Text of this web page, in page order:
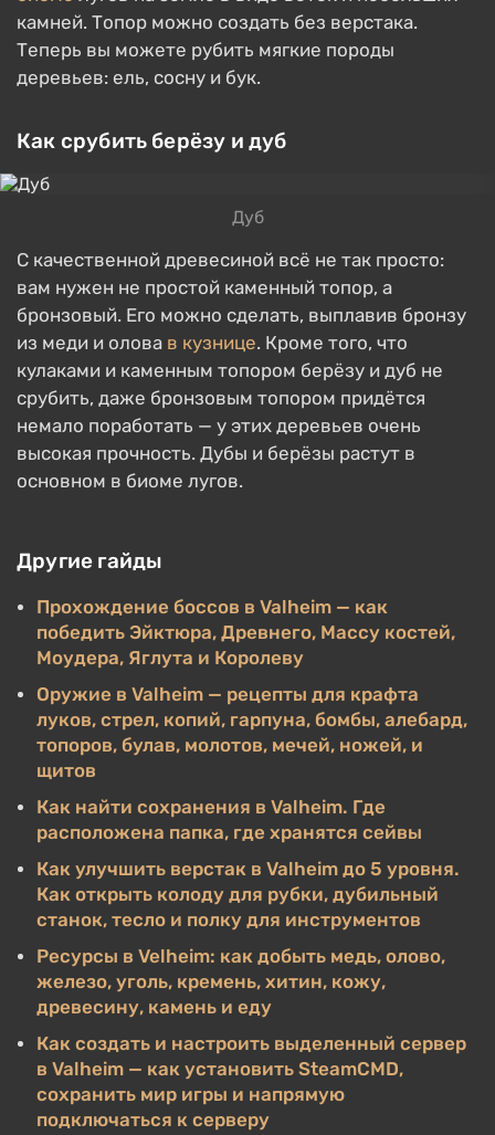
камней. Топор можно создать без верстака.
Теперь вы можете рубить мягкие породы
деревьев: ель, сосну и бук.
Как срубить берёзу и дуб
Дуб
С качественной древесиной всё не так просто:
вам нужен не простой каменный топор, а
бронзовый. Его можно сделать, выплавив бронзу
из меди и олова в кузнице. Кроме того, что
кулаками и каменным топором берёзу и дуб не
срубить, даже бронзовым топором придётся
немало поработать — у этих деревьев очень
высокая прочность. Дубы и берёзы растут в
основном в биоме лугов.
Другие гайды
Прохождение боссов в Valheim — как
победить Эйктюра, Древнего, Массу костей,
Моудера, Яглута и Королеву
Оружие в Valheim — рецепты для крафта
луков, стрел, копий, гарпуна, бомбы, алебард,
топоров, булав, молотов, мечей, ножей, и
щитов
Как найти сохранения в Valheim. Где
расположена папка, где хранятся сейвы
Как улучшить верстак в Valheim до 5 уровня.
Как открыть колоду для рубки, дубильный
станок, тесло и полку для инструментов
Ресурсы в Velheim: как добыть медь, олово,
железо, уголь, кремень, хитин, кожу,
древесину, камень и еду
Как создать и настроить выделенный сервер
в Valheim — как установить SteamCMD,
сохранить мир игры и напрямую
подключаться к серверу